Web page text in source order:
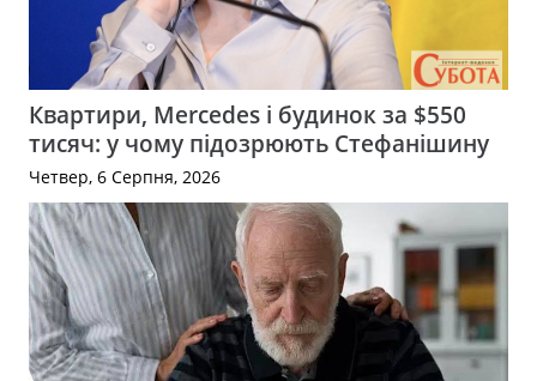
Квартири, Mercedes і будинок за $550
тисяч: у чому підозрюють Стефанішину
Четвер, 6 Серпня, 2026